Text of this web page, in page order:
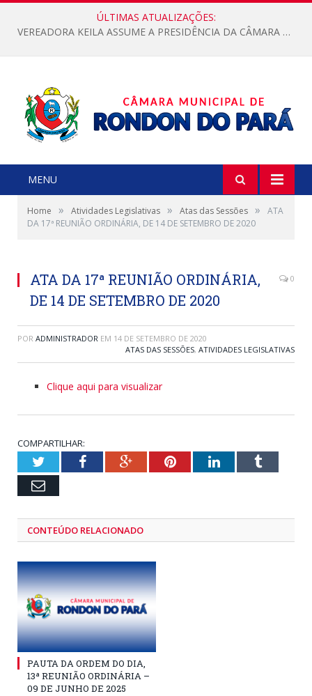
ÚLTIMAS ATUALIZAÇÕES:
VEREADORA KEILA ASSUME A PRESIDÊNCIA DA CÂMARA MUNICIPAL.
MENU
Home » Atividades Legislativas » Atas das Sessões »
ATA
DA 17ª REUNIÃO ORDINÁRIA, DE 14 DE SETEMBRO DE 2020
ATA DA 17ª REUNIÃO ORDINÁRIA,
DE 14 DE SETEMBRO DE 2020
0
POR ADMINISTRADOR EM 14 DE SETEMBRO DE 2020
ATAS DAS SESSÕES, ATIVIDADES LEGISLATIVAS
Clique aqui para visualizar
COMPARTILHAR:
TwitterFacebookGoogle+PinterestLinkedInTumblr
Email
CONTEÚDO RELACIONADO
PAUTA DA ORDEM DO DIA,
13ª REUNIÃO ORDINÁRIA –
09 DE JUNHO DE 2025